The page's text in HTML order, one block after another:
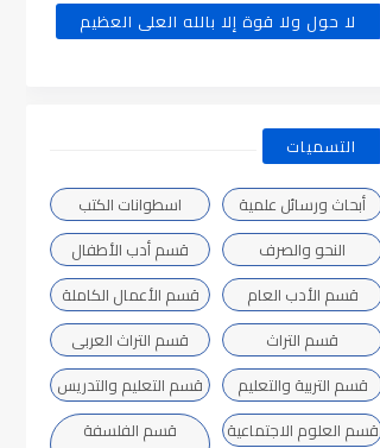
لا حول ولا قوة إلا بالله العلى العظيم
التسميات
أبحاث ورسائل علمية
اسطوانات الكتب
النحو والصرف
قسم أدب الأطفال
قسم الأدب العام
قسم الأعمال الكاملة
قسم التراث
قسم التراث العربى
قسم التربية والتعليم
قسم التعليم والتدريس
قسم العلوم الاجتماعية
قسم الفلسفة